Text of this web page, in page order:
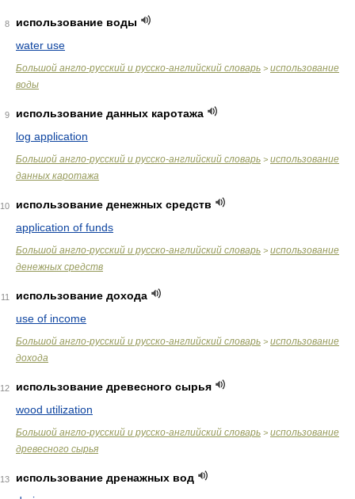
8
использование воды
water use
Большой англо-русский и русско-английский словарь > использование
воды
9
использование данных каротажа
log application
Большой англо-русский и русско-английский словарь > использование
данных каротажа
10
использование денежных средств
application of funds
Большой англо-русский и русско-английский словарь > использование
денежных средств
11
использование дохода
use of income
Большой англо-русский и русско-английский словарь > использование
дохода
12
использование древесного сырья
wood utilization
Большой англо-русский и русско-английский словарь > использование
древесного сырья
13
использование дренажных вод